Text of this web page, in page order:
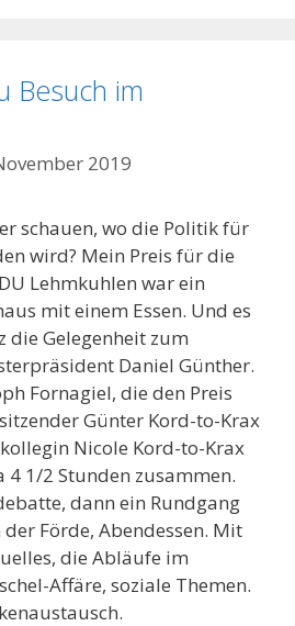
Besuch im
2019
schauen, wo die Politik für
wird? Mein Preis für die
Lehmkuhlen war ein
mit einem Essen. Und es
die Gelegenheit zum
Daniel Günther.
Fornagiel, die den Preis
Günter Kord-to-Krax
Nicole Kord-to-Krax
4 1/2 Stunden zusammen.
dann ein Rundgang
Förde, Abendessen. Mit
die Abläufe im
Affäre, soziale Themen.